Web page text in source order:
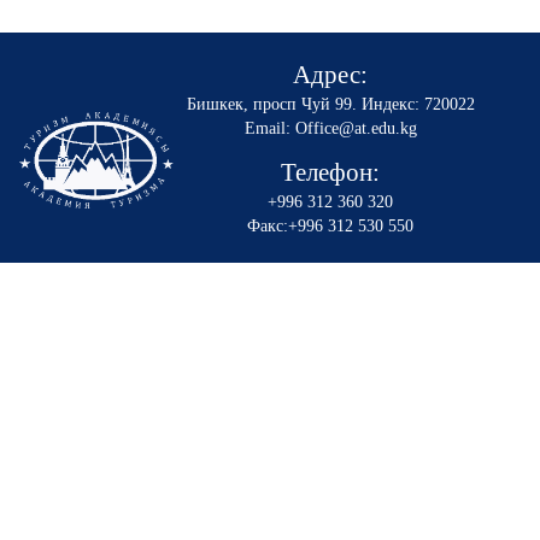
Адрес:
Бишкек, просп Чуй 99. Индекс: 720022
Email: Office@at.edu.kg
Телефон:
+996 312 360 320
Факс:+996 312 530 550